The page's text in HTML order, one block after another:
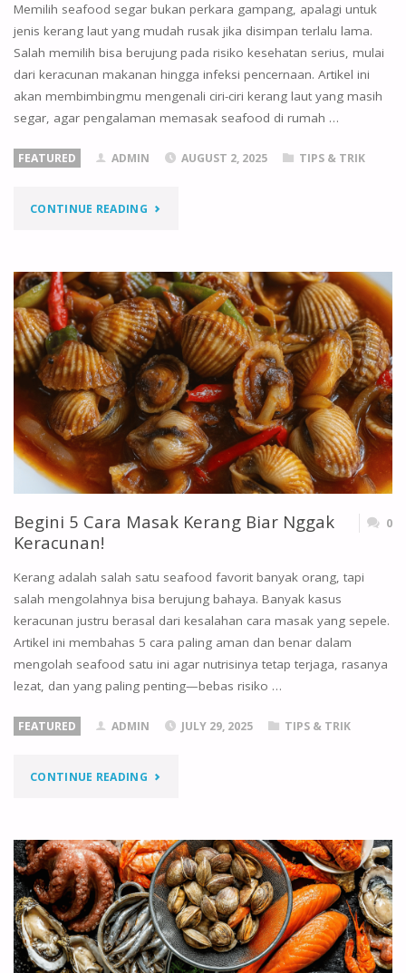
Memilih seafood segar bukan perkara gampang, apalagi untuk
jenis kerang laut yang mudah rusak jika disimpan terlalu lama.
Salah memilih bisa berujung pada risiko kesehatan serius, mulai
dari keracunan makanan hingga infeksi pencernaan. Artikel ini
akan membimbingmu mengenali ciri-ciri kerang laut yang masih
segar, agar pengalaman memasak seafood di rumah …
FEATURED ADMIN AUGUST 2, 2025 TIPS & TRIK
CONTINUE READING"TIPS
KERANG
LAUT
SEGAR
AGAR
TIDAK
SALAH
BELI"
Begini 5 Cara Masak Kerang Biar Nggak
Keracunan!
0
Kerang adalah salah satu seafood favorit banyak orang, tapi
salah mengolahnya bisa berujung bahaya. Banyak kasus
keracunan justru berasal dari kesalahan cara masak yang sepele.
Artikel ini membahas 5 cara paling aman dan benar dalam
mengolah seafood satu ini agar nutrisinya tetap terjaga, rasanya
lezat, dan yang paling penting—bebas risiko …
FEATURED ADMIN JULY 29, 2025 TIPS & TRIK
CONTINUE READING"BEGINI
CARA
MASAK
KERANG
BIAR